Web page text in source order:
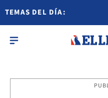
TEMAS DEL DÍA: